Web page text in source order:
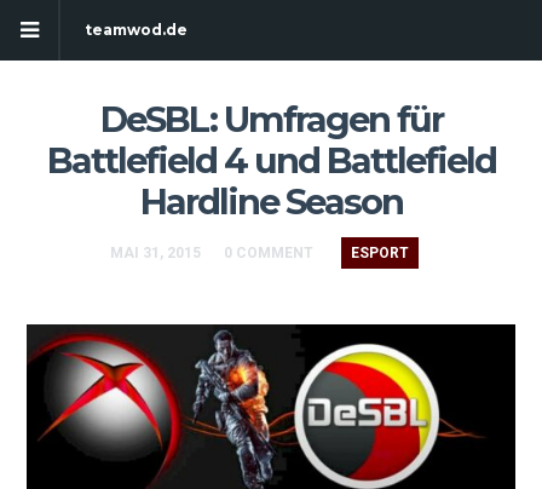
teamwod.de
DeSBL: Umfragen für
Battlefield 4 und Battlefield
Hardline Season
MAI 31, 2015 0 COMMENT ESPORT